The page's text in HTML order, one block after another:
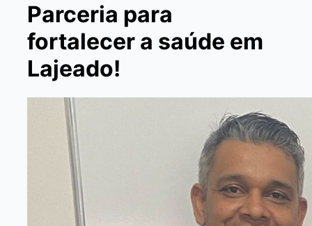
Parceria para
fortalecer a saúde em
Lajeado!